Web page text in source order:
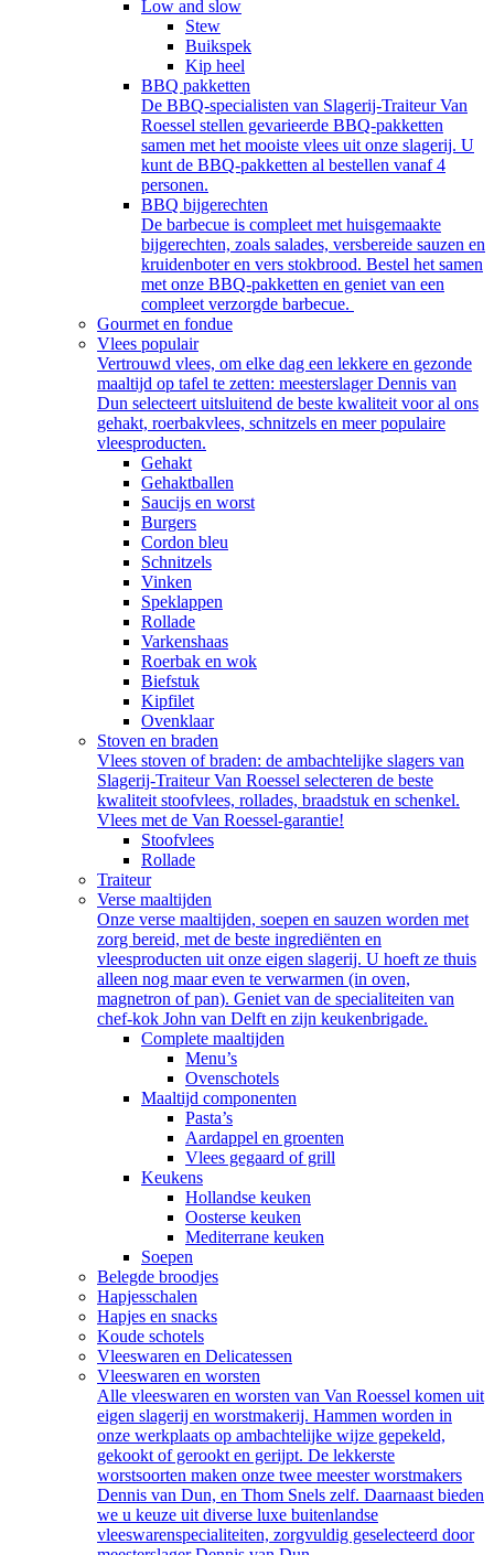
Low and slow
Stew
Buikspek
Kip heel
BBQ pakketten
De BBQ-specialisten van Slagerij-Traiteur Van
Roessel stellen gevarieerde BBQ-pakketten
samen met het mooiste vlees uit onze slagerij. U
kunt de BBQ-pakketten al bestellen vanaf 4
personen.
BBQ bijgerechten
De barbecue is compleet met huisgemaakte
bijgerechten, zoals salades, versbereide sauzen en
kruidenboter en vers stokbrood. Bestel het samen
met onze BBQ-pakketten en geniet van een
compleet verzorgde barbecue.
Gourmet en fondue
Vlees populair
Vertrouwd vlees, om elke dag een lekkere en gezonde
maaltijd op tafel te zetten: meesterslager Dennis van
Dun selecteert uitsluitend de beste kwaliteit voor al ons
gehakt, roerbakvlees, schnitzels en meer populaire
vleesproducten.
Gehakt
Gehaktballen
Saucijs en worst
Burgers
Cordon bleu
Schnitzels
Vinken
Speklappen
Rollade
Varkenshaas
Roerbak en wok
Biefstuk
Kipfilet
Ovenklaar
Stoven en braden
Vlees stoven of braden: de ambachtelijke slagers van
Slagerij-Traiteur Van Roessel selecteren de beste
kwaliteit stoofvlees, rollades, braadstuk en schenkel.
Vlees met de Van Roessel-garantie!
Stoofvlees
Rollade
Traiteur
Verse maaltijden
Onze verse maaltijden, soepen en sauzen worden met
zorg bereid, met de beste ingrediënten en
vleesproducten uit onze eigen slagerij. U hoeft ze thuis
alleen nog maar even te verwarmen (in oven,
magnetron of pan). Geniet van de specialiteiten van
chef-kok John van Delft en zijn keukenbrigade.
Complete maaltijden
Menu’s
Ovenschotels
Maaltijd componenten
Pasta’s
Aardappel en groenten
Vlees gegaard of grill
Keukens
Hollandse keuken
Oosterse keuken
Mediterrane keuken
Soepen
Belegde broodjes
Hapjesschalen
Hapjes en snacks
Koude schotels
Vleeswaren en Delicatessen
Vleeswaren en worsten
Alle vleeswaren en worsten van Van Roessel komen uit
eigen slagerij en worstmakerij. Hammen worden in
onze werkplaats op ambachtelijke wijze gepekeld,
gekookt of gerookt en gerijpt. De lekkerste
worstsoorten maken onze twee meester worstmakers
Dennis van Dun, en Thom Snels zelf. Daarnaast bieden
we u keuze uit diverse luxe buitenlandse
vleeswarenspecialiteiten, zorgvuldig geselecteerd door